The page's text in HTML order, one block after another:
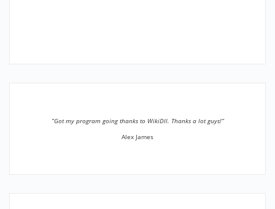
”Got my program going thanks to WikiDll. Thanks a lot guys!”
Alex James